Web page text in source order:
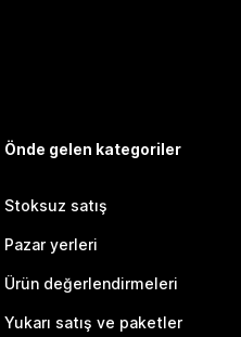
Önde gelen kategoriler
Stoksuz satış
Pazar yerleri
Ürün değerlendirmeleri
Yukarı satış ve paketler